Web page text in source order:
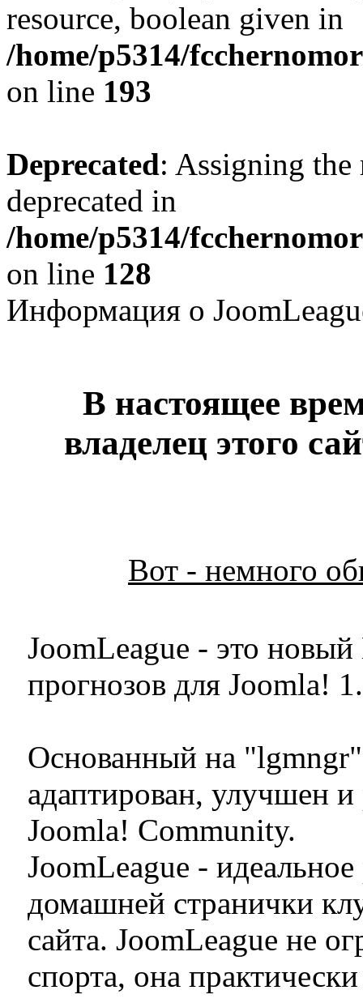
resource, boolean given in
/home/p5314/
on line 193
Deprecated: Assigning the
deprecated in
/home/p5314/
on line 128
Информация о
В настоящее
владелец этого
Вот - немного
JoomLeague - это
прогнозов для Joomla!
Основанный на
адаптирован, улучшен
Joomla! Community.
JoomLeague -
домашней странички
сайта. JoomLeague не
спорта, она